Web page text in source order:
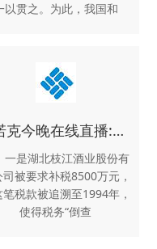
以贯之。为此，我国和
斯诺克今晚在线直播:家里没人叫大点声干湿你视频
湖北枝江酒业股份有
司被要求补税8500万元，
笔税款被追溯至1994年，
使得税务“倒查